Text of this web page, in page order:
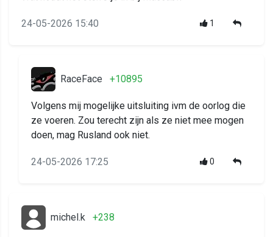
24-05-2026 15:40 1
RaceFace +10895
Volgens mij mogelijke uitsluiting ivm de oorlog die
ze voeren. Zou terecht zijn als ze niet mee mogen
doen, mag Rusland ook niet.
24-05-2026 17:25 0
michel.k +238